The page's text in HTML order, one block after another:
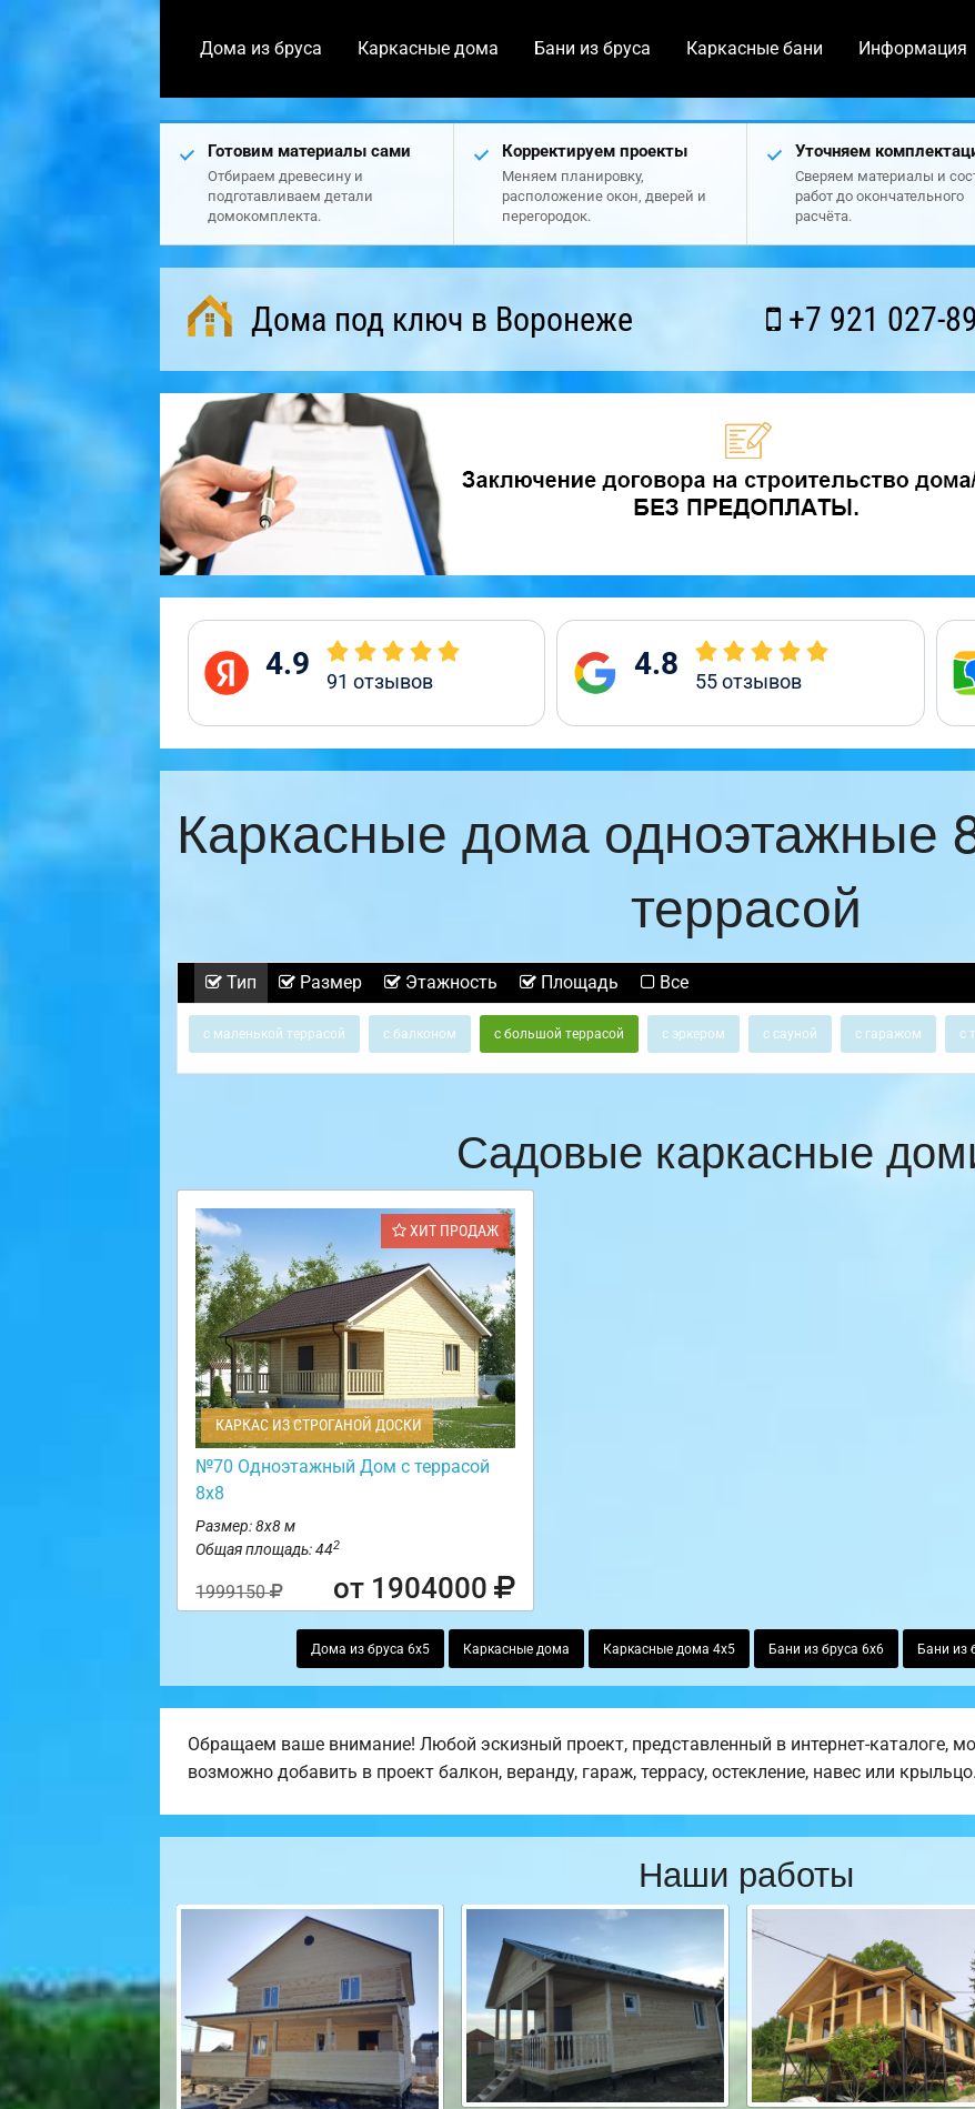
Дома из бруса Каркасные дома Бани из бруса Каркасные бани Информация
Готовим материалы сами
Отбираем древесину и
подготавливаем детали
домокомплекта.
Корректируем проекты
Меняем планировку,
расположение окон, дверей и
перегородок.
Уточняем
Сверяем материалы и
работ до окончательного
расчёта.
Дома под ключ в Воронеже +7 921 027-
4.9 91 отзывов 4.8 55отзывов
Каркасные дома одноэтажные
террасой
Тип Размер Этажность Площадь Все
с маленькой террасой с балконом с большой террасой с эркером с сауной с гаражом с
Садовые каркасные
ХИТ ПРОДАЖ
КАРКАС ИЗ СТРОГАНОЙ ДОСКИ
№70 Одноэтажный Дом с террасой
8х8
Размер: 8х8 м
Общая площадь: 442
1999150 от 1904000
Дома из бруса 6х5 Каркасные дома Каркасные дома 4х5 Бани из бруса 6х6 Бани из
Обращаем ваше внимание! Любой эскизный проект, представленный в интернет-каталоге,
возможно добавить в проект балкон, веранду, гараж, террасу, остекление, навес или крыльцо.
Наши работы